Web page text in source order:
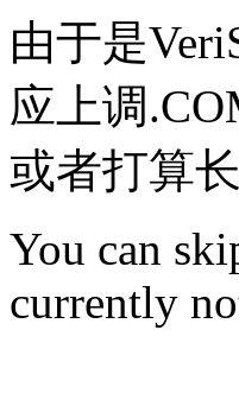
由于是
应上调
或者打算
You can
currently